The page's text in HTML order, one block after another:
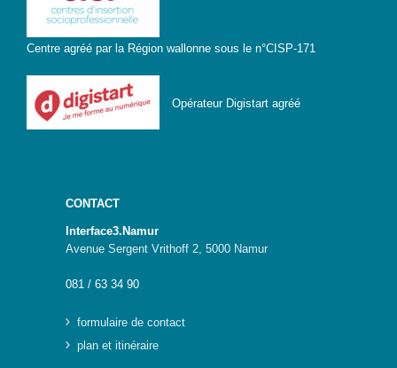
Centre agréé par la Région wallonne sous le n°CISP-171
Opérateur Digistart agréé
CONTACT
Interface3.Namur
Avenue Sergent Vrithoff 2, 5000 Namur
081 / 63 34 90
formulaire de contact
plan et itinéraire